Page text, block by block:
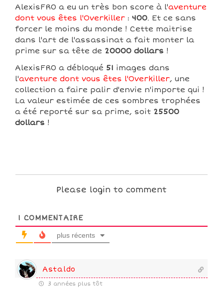
AlexisFR0 a eu un très bon score à l'aventure
dont vous êtes l'Overkiller : 400. Et ce sans
forcer le moins du monde ! Cette maitrise
dans l'art de l'assassinat a fait monter la
prime sur sa tête de 20000 dollars !
AlexisFR0 a débloqué 51 images dans
l'aventure dont vous êtes l'Overkiller, une
collection a faire palir d'envie n'importe qui !
La valeur estimée de ces sombres trophées
a été reporté sur sa prime, soit 25500
dollars !
Please login to comment
1 COMMENTAIRE
plus récents
Astaldo
3 années plus tôt